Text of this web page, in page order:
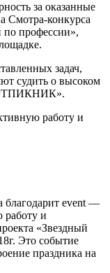
за оказанные
Смотра-конкурса
по профессии»,
задач,
судить о высоком
работу и
event —
работу и
«Звездный
Это событие
праздника на